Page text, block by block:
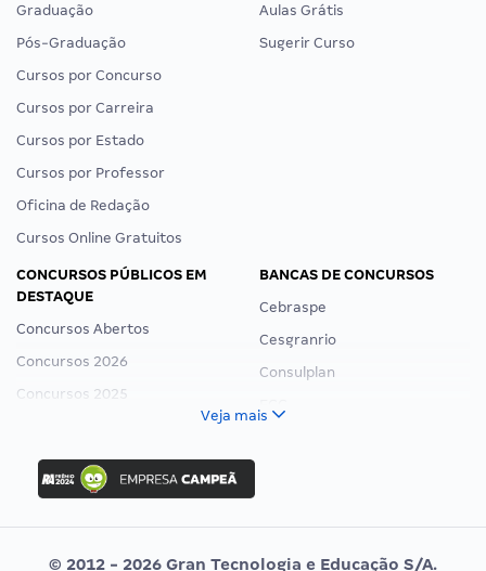
Graduação
Pós-Graduação
Cursos por Concurso
Cursos por Carreira
Cursos por Estado
Cursos por Professor
Oficina de Redação
Cursos Online Gratuitos
Aulas Grátis
Sugerir Curso
CONCURSOS PÚBLICOS EM
DESTAQUE
Concursos Abertos
Concursos 2026
Concursos 2025
Concurso Nacional Unificado
Concurso Ibama
Concurso MPU
Editais publicados
BANCAS DE CONCURSOS
Cebraspe
Cesgranrio
Consulplan
Vunesp
Veja mais
© 2012 - 2026 Gran Tecnologia e Educação S/A.